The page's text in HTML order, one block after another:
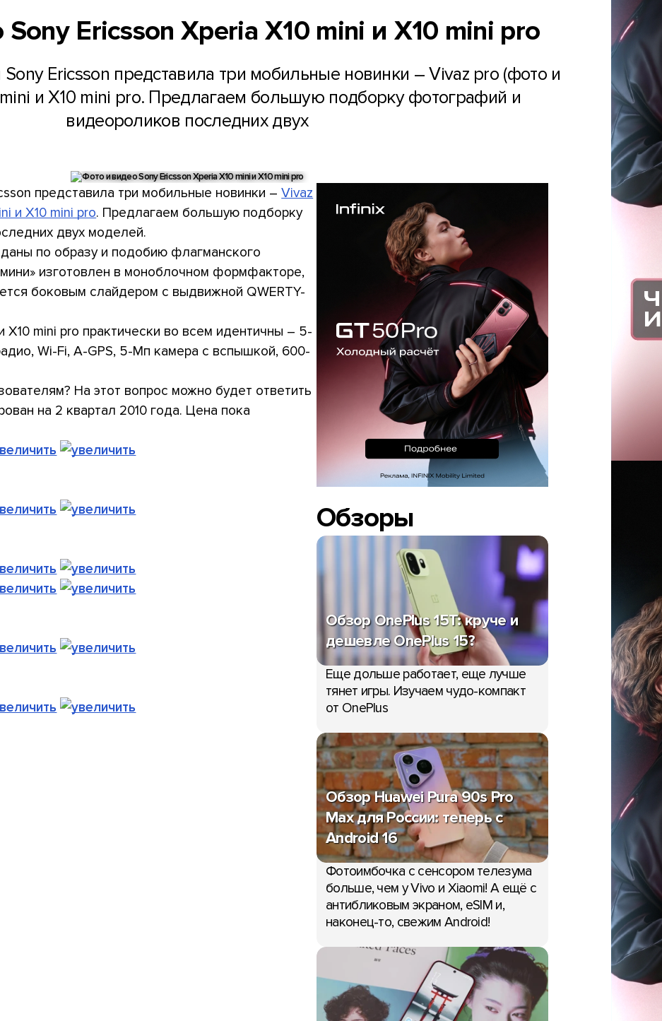
Ericsson Xperia X10 mini и X10 mini pro
Ericsson представила три мобильные новинки – Vivaz pro (фото и
и X10 mini pro. Предлагаем большую подборку фотографий и
видеороликов последних двух
представила три мобильные новинки –Vivaz
и X10 mini pro. Предлагаем большую подборку
двух моделей.
по образу и подобию флагманского
изготовлен в моноблочном формфакторе,
боковым слайдером с выдвижной QWERTY-
X10 mini pro практически во всем идентичны – 5-
Wi-Fi, A-GPS, 5-Мп камера с вспышкой, 600-
На этот вопрос можно будет ответить
на 2 квартал 2010 года. Цена пока
Обзоры
Обзор OnePlus 15T: круче и
дешевле OnePlus 15?
Еще дольше работает, еще лучше
тянет игры. Изучаем чудо-компакт
от OnePlus
Обзор Huawei Pura 90s Pro
Max для России: теперь с
Android 16
Фотоимбочка с сенсором телезума
больше, чем у Vivo и Xiaomi! А ещё с
антибликовым экраном, eSIM и,
наконец-то, свежим Android!